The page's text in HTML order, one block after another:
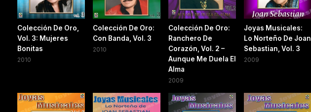
Colección De Oro,
Vol. 3: Mujeres
Bonitas
2010
Colección De Oro:
Con Banda, Vol. 3
2010
Colección De Oro:
Ranchero De
Corazón, Vol. 2 –
Aunque Me Duela El
Alma
2009
Joyas Musicales:
Lo Norteño De Joan
Sebastian, Vol. 3
2009